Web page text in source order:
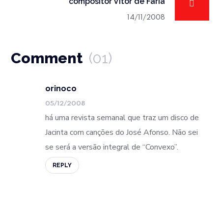
14/11/2008
Comment (01)
orinoco
05/12/2008
há uma revista semanal que traz um disco de
Jacinta com canções do José Afonso. Não sei
se será a versão integral de “Convexo”.
REPLY